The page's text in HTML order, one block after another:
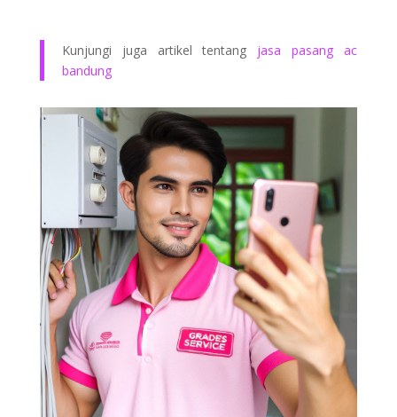
Kunjungi juga artikel tentang jasa pasang ac
bandung